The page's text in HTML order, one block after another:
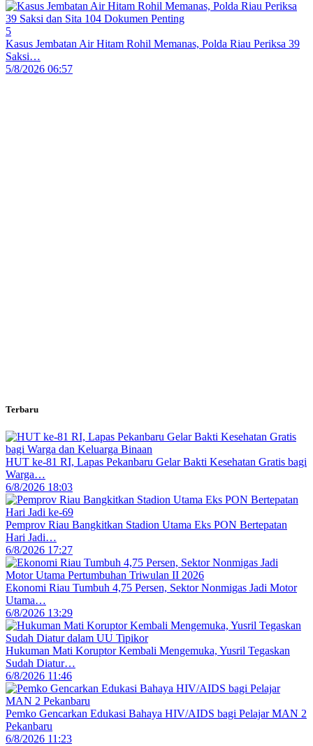
5
Kasus Jembatan Air Hitam Rohil Memanas, Polda Riau Periksa 39
Saksi…
5/8/2026 06:57
Terbaru
HUT ke-81 RI, Lapas Pekanbaru Gelar Bakti Kesehatan Gratis bagi
Warga…
6/8/2026 18:03
Pemprov Riau Bangkitkan Stadion Utama Eks PON Bertepatan
Hari Jadi…
6/8/2026 17:27
Ekonomi Riau Tumbuh 4,75 Persen, Sektor Nonmigas Jadi Motor
Utama…
6/8/2026 13:29
Hukuman Mati Koruptor Kembali Mengemuka, Yusril Tegaskan
Sudah Diatur…
6/8/2026 11:46
Pemko Gencarkan Edukasi Bahaya HIV/AIDS bagi Pelajar MAN 2
Pekanbaru
6/8/2026 11:23